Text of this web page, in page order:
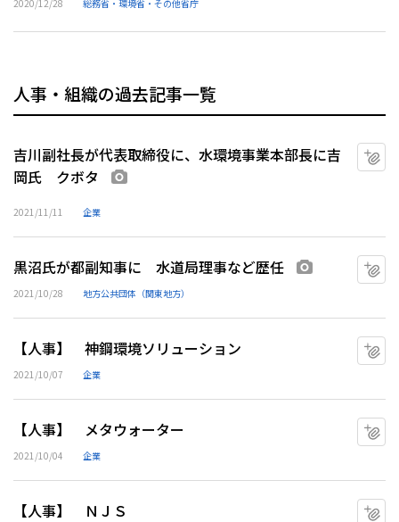
2020/12/28 総務省・環境省・その他省庁
人事・組織の過去記事一覧
吉川副社長が代表取締役に、水環境事業本部長に吉
岡氏 クボタ
2021/11/11 企業
黒沼氏が都副知事に 水道局理事など歴任
2021/10/28 地方公共団体（関東地方）
【人事】 神鋼環境ソリューション
2021/10/07 企業
【人事】 メタウォーター
2021/10/04 企業
【人事】 ＮＪＳ